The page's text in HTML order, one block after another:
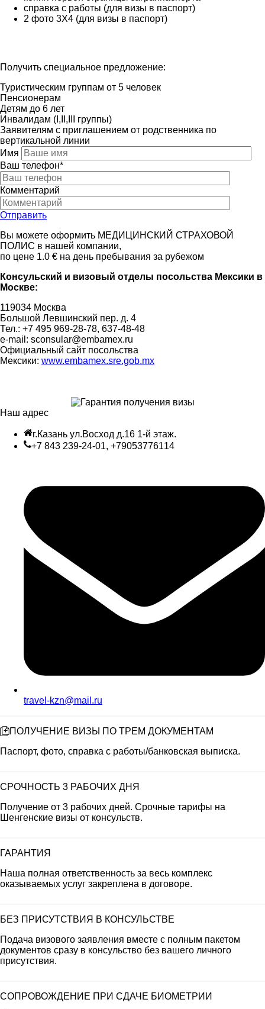
справка с работы (для визы в паспорт)
2 фото 3Х4 (для визы в паспорт)
Получить специальное предложение:
Туристическим группам от 5 человек
Пенсионерам
Детям до 6 лет
Инвалидам (I,II,III группы)
Заявителям с приглашением от родственника по
вертикальной линии
Имя
Ваш телефон*
Комментарий
Отправить
Вы можете оформить МЕДИЦИНСКИЙ СТРАХОВОЙ
ПОЛИС в нашей компании,
по цене 1.0 € на день пребывания за рубежом
Консульский и визовый отделы посольства Мексики в
Москве:
119034 Москва
Большой Левшинский пер. д. 4
Тел.: +7 495 969-28-78, 637-48-48
e-mail: sconsular@embamex.ru
Официальный сайт посольства
Мексики: www.embamex.sre.gob.mx
Наш адрес
г.Казань ул.Восход д.16 1-й этаж.
+7 843 239-24-01, +79053776114
travel-kzn@mail.ru
ПОЛУЧЕНИЕ ВИЗЫ ПО ТРЕМ ДОКУМЕНТАМ
Паспорт, фото, справка с работы/банковская выписка.
СРОЧНОСТЬ 3 РАБОЧИХ ДНЯ
Получение от 3 рабочих дней. Срочные тарифы на
Шенгенские визы от консульств.
ГАРАНТИЯ
Наша полная ответственность за весь комплекс
оказываемых услуг закреплена в договоре.
БЕЗ ПРИСУТСТВИЯ В КОНСУЛЬСТВЕ
Подача визового заявления вместе с полным пакетом
документов сразу в консульство без вашего личного
присутствия.
СОПРОВОЖДЕНИЕ ПРИ СДАЧЕ БИОМЕТРИИ